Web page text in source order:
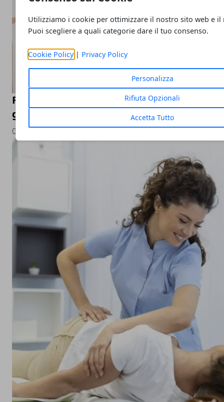
Utilizziamo i cookie per ottimizzare il nostro sito web e il
Puoi scegliere a quali categorie dare il tuo consenso.
Cookie Policy| Privacy Policy
Personalizza
Rifiuta Opzionali
Accetta Tutto
Reinventarsi professionisti: corsi di
garantiti da Scuola TAO
04/08/2026